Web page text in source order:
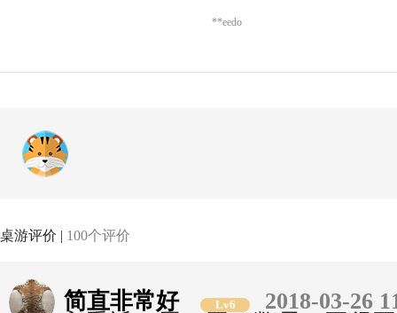
**eedo
桌游评价 | 100个评价
简直非常好 Lv6
2018-03-26